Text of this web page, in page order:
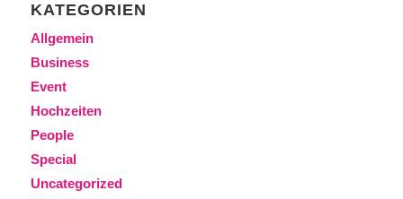
KATEGORIEN
Allgemein
Business
Event
Hochzeiten
People
Special
Uncategorized